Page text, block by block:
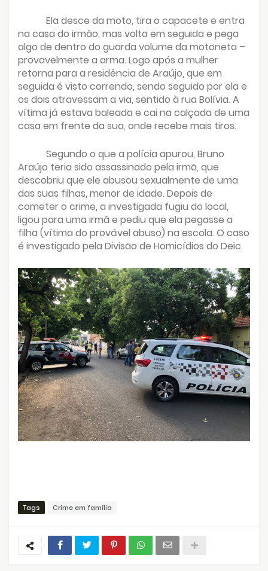
Ela desce da moto, tira o capacete e entra
na casa do irmão, mas volta em seguida e pega
algo de dentro do guarda volume da motoneta –
provavelmente a arma. Logo após a mulher
retorna para a residência de Araújo, que em
seguida é visto correndo, sendo seguido por ela e
os dois atravessam a via, sentido à rua Bolívia. A
vítima já estava baleada e cai na calçada de uma
casa em frente da sua, onde recebe mais tiros.
Segundo o que a polícia apurou, Bruno
Araújo teria sido assassinado pela irmã, que
descobriu que ele abusou sexualmente de uma
das suas filhas, menor de idade. Depois de
cometer o crime, a investigada fugiu do local,
ligou para uma irmã e pediu que ela pegasse a
filha (vítima do provável abuso) na escola. O caso
é investigado pela Divisão de Homicídios do Deic.
Tags Crime em família